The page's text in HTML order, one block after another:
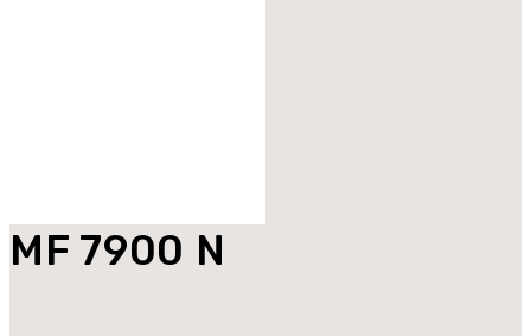
MF 7900 N